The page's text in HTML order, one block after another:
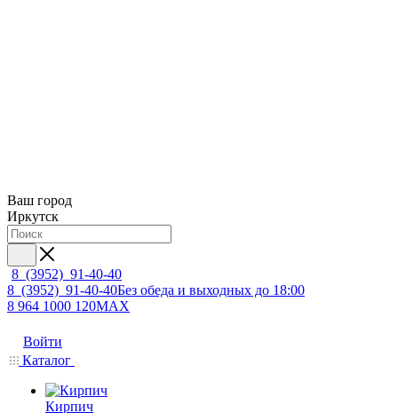
Ваш город
Иркутск
8 (3952) 91-40-40
8 (3952) 91-40-40Без обеда и выходных до 18:00
8 964 1000 120MAX
Войти
Каталог
Кирпич